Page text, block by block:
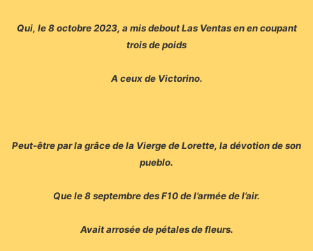
Qui, le 8 octobre 2023, a mis debout Las Ventas en en coupant
trois de poids
A ceux de Victorino.
Peut-être par la grâce de la Vierge de Lorette, la dévotion de son
pueblo.
Que le 8 septembre des F10 de l’armée de l’air.
Avait arrosée de pétales de fleurs.